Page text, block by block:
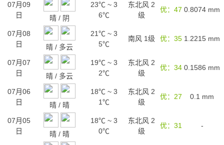
07月09
日
晴/ 阴
23℃ ~ 3
6℃
东北风 2
级
优：47 0.8074 mm
07月08
日
晴/ 多云
21℃ ~ 3
5℃
南风 1级 优：35 1.2215 mm
07月07
日
晴/ 多云
19℃ ~ 3
2℃
东北风 2
级
优：34 0.1586 mm
07月06
日
晴/ 晴
18℃ ~ 3
1℃
东北风 2
级
优：27 0.1 mm
07月05
日
晴/ 晴
18℃ ~ 3
0℃
东北风 2
级
优：31 -